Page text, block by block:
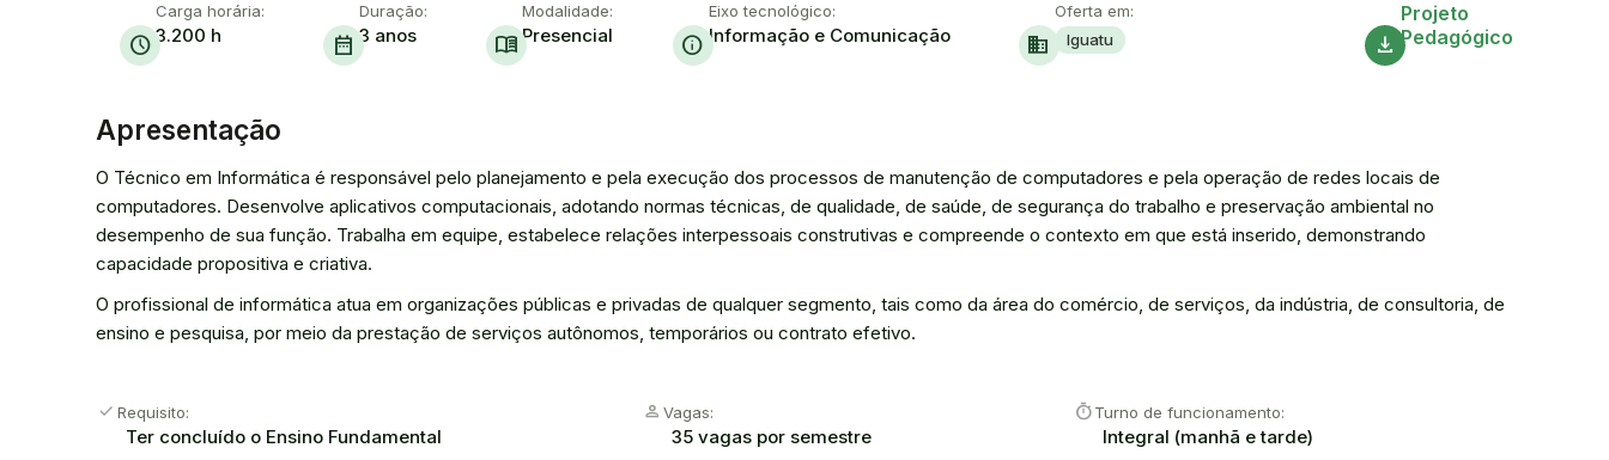
schedule
Carga horária:
3.200 h date_range
Duração:
3 anos menu_book
Modalidade:
Presencial info
Eixo tecnológico:
Informação e Comunicação domain
Oferta em:
Iguatu
download
Projeto
Pedagógico
Apresentação
O Técnico em Informática é responsável pelo planejamento e pela execução dos processos de manutenção de computadores e pela operação de redes locais de
computadores. Desenvolve aplicativos computacionais, adotando normas técnicas, de qualidade, de saúde, de segurança do trabalho e preservação ambiental no
desempenho de sua função. Trabalha em equipe, estabelece relações interpessoais construtivas e compreende o contexto em que está inserido, demonstrando
capacidade propositiva e criativa.
O profissional de informática atua em organizações públicas e privadas de qualquer segmento, tais como da área do comércio, de serviços, da indústria, de consultoria, de
ensino e pesquisa, por meio da prestação de serviços autônomos, temporários ou contrato efetivo.
check Requisito:
Ter concluído o Ensino Fundamental
PersonVagas:
35 vagas por semestre
timerTurno de funcionamento:
Integral (manhã e tarde)